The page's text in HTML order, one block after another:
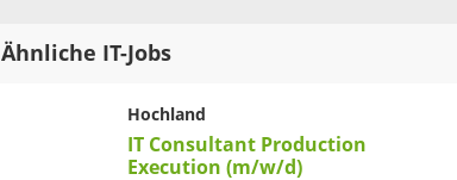
Ähnliche IT-Jobs
Hochland
IT Consultant Production
Execution (m/w/d)